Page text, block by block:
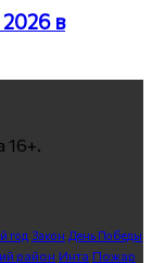
в
16+.
год Закон День Победы
район Инта Пожар